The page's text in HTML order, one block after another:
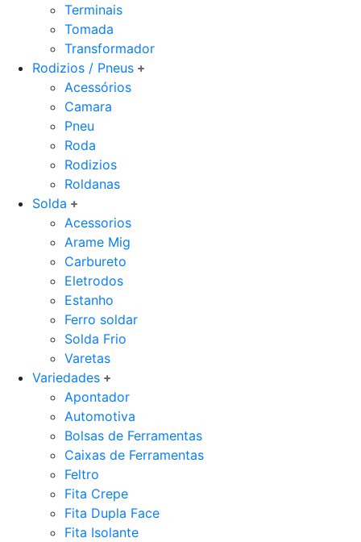
Terminais
Tomada
Transformador
Rodizios / Pneus
Acessórios
Camara
Pneu
Roda
Rodizios
Roldanas
Solda
Acessorios
Arame Mig
Carbureto
Eletrodos
Estanho
Ferro soldar
Solda Frio
Varetas
Variedades
Apontador
Automotiva
Bolsas de Ferramentas
Caixas de Ferramentas
Feltro
Fita Crepe
Fita Dupla Face
Fita Isolante